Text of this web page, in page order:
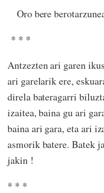
Oro bere
* * *
Antzezten ari garen
ari garelarik ere,
direla bateragarri
izaitea, baina gu ari
baina ari gara, eta ari
asmorik batere. Batek
jakin !
* * *